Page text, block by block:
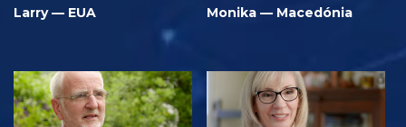
Larry — EUA Monika — Macedónia